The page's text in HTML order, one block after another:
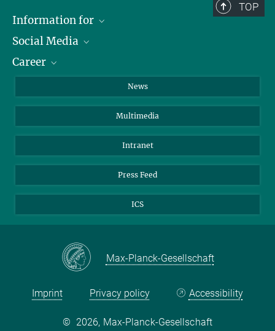
TOP
Information for
Journalists
School
Social Media
LinkedIn
YouTube
Threads
Bluesky
Career
News
Multimedia
Intranet
Press Feed
ICS
Max-Planck-Gesellschaft
Imprint Privacy policy Accessibility
© 2026, Max-Planck-Gesellschaft